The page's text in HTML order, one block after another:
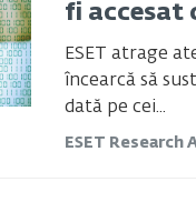
fi accesat
ESET atrage
încearcă să
dată pe cei...
ESET Research